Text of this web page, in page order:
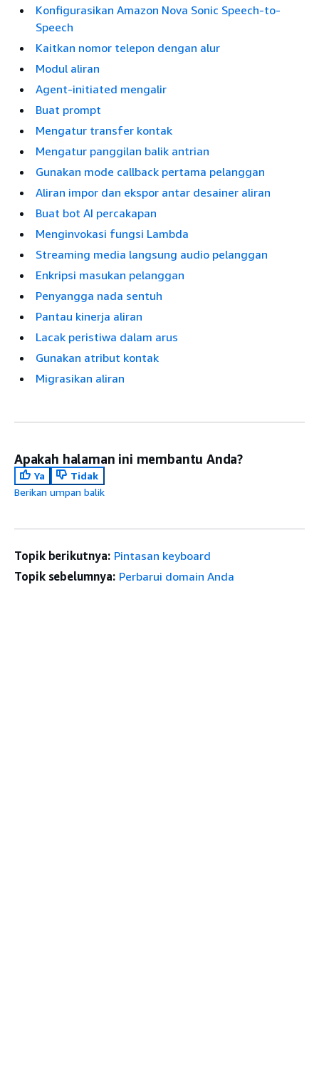
Konfigurasikan Amazon Nova Sonic Speech-to-
Speech
Kaitkan nomor telepon dengan alur
Modul aliran
Agent-initiated mengalir
Buat prompt
Mengatur transfer kontak
Mengatur panggilan balik antrian
Gunakan mode callback pertama pelanggan
Aliran impor dan ekspor antar desainer aliran
Buat bot AI percakapan
Menginvokasi fungsi Lambda
Streaming media langsung audio pelanggan
Enkripsi masukan pelanggan
Penyangga nada sentuh
Pantau kinerja aliran
Lacak peristiwa dalam arus
Gunakan atribut kontak
Migrasikan aliran
Apakah halaman ini membantu Anda?
Ya
Tidak
Berikan umpan balik
Topik berikutnya: Pintasan keyboard
Topik sebelumnya: Perbarui domain Anda